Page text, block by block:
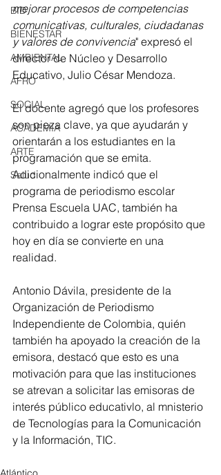
BID
BIENESTAR
AMBIENTAL
AFRO
SOCIAL
ACADEMIA
ARTE
Salud
mejorar procesos de competencias
comunicativas, culturales, ciudadanas
y valores de convivencia" expresó el
director de Núcleo y Desarrollo
Educativo, Julio César Mendoza.
El docente agregó que los profesores
son pieza clave, ya que ayudarán y
orientarán a los estudiantes en la
programación que se emita.
Adicionalmente indicó que el
programa de periodismo escolar
Prensa Escuela UAC, también ha
contribuido a lograr este propósito que
hoy en día se convierte en una
realidad.
Antonio Dávila, presidente de la
Organización de Periodismo
Independiente de Colombia, quién
también ha apoyado la creación de la
emisora, destacó que esto es una
motivación para que las instituciones
se atrevan a solicitar las emisoras de
interés público educativlo, al mnisterio
de Tecnologías para la Comunicación
y la Información, TIC.